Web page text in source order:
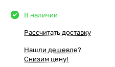
В наличии
Рассчитать доставку
Нашли дешевле?
Снизим цену!